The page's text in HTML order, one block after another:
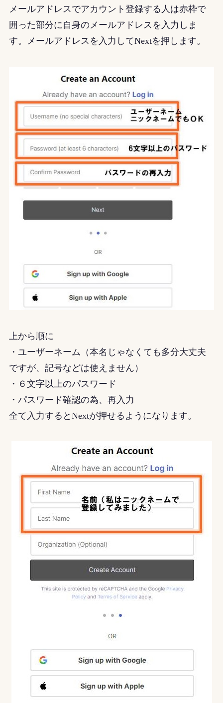
メールアドレスでアカウント登録する人は赤枠で
囲った部分に自身のメールアドレスを入力しま
す。メールアドレスを入力してNextを押します。
上から順に
・ユーザーネーム（本名じゃなくても多分大丈夫
ですが、記号などは使えません）
・６文字以上のパスワード
・パスワード確認の為、再入力
全て入力するとNextが押せるようになります。